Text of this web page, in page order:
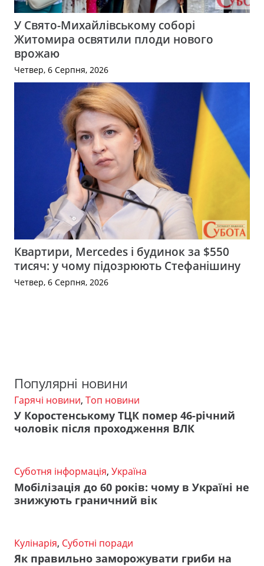
У Свято-Михайлівському соборі
Житомира освятили плоди нового
врожаю
Четвер, 6 Серпня, 2026
Квартири, Mercedes і будинок за $550
тисяч: у чому підозрюють Стефанішину
Четвер, 6 Серпня, 2026
Популярні новини
Гарячі новини, Топ новини
У Коростенському ТЦК помер 46-річний
чоловік після проходження ВЛК
Суботня інформація, Україна
Мобілізація до 60 років: чому в Україні не
знижують граничний вік
Кулінарія, Суботні поради
Як правильно заморожувати гриби на